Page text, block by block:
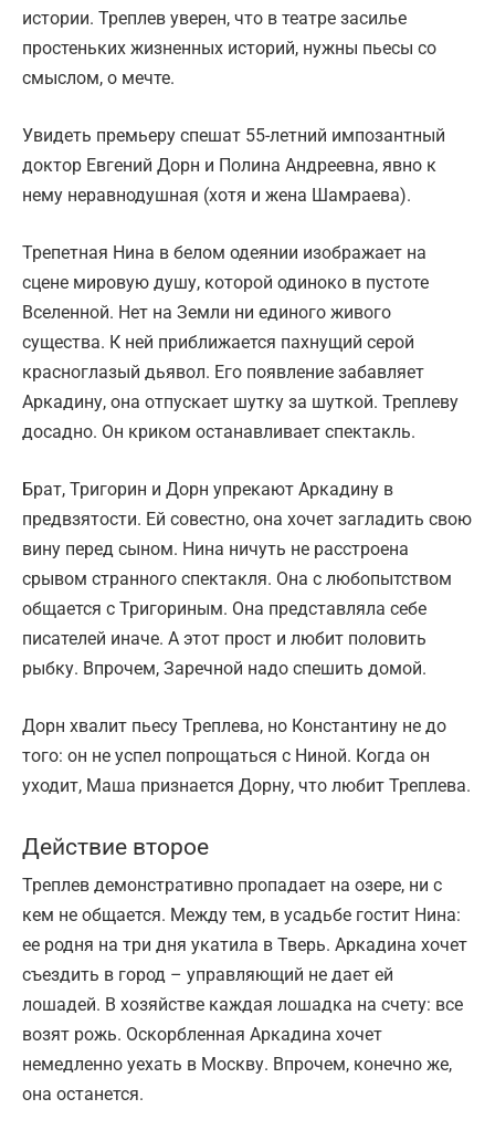
истории. Треплев уверен, что в театре засилье
простеньких жизненных историй, нужны пьесы со
смыслом, о мечте.
Увидеть премьеру спешат 55-летний импозантный
доктор Евгений Дорн и Полина Андреевна, явно к
нему неравнодушная (хотя и жена Шамраева).
Трепетная Нина в белом одеянии изображает на
сцене мировую душу, которой одиноко в пустоте
Вселенной. Нет на Земли ни единого живого
существа. К ней приближается пахнущий серой
красноглазый дьявол. Его появление забавляет
Аркадину, она отпускает шутку за шуткой. Треплеву
досадно. Он криком останавливает спектакль.
Брат, Тригорин и Дорн упрекают Аркадину в
предвзятости. Ей совестно, она хочет загладить свою
вину перед сыном. Нина ничуть не расстроена
срывом странного спектакля. Она с любопытством
общается с Тригориным. Она представляла себе
писателей иначе. А этот прост и любит половить
рыбку. Впрочем, Заречной надо спешить домой.
Дорн хвалит пьесу Треплева, но Константину не до
того: он не успел попрощаться с Ниной. Когда он
уходит, Маша признается Дорну, что любит Треплева.
Действие второе
Треплев демонстративно пропадает на озере, ни с
кем не общается. Между тем, в усадьбе гостит Нина:
ее родня на три дня укатила в Тверь. Аркадина хочет
съездить в город – управляющий не дает ей
лошадей. В хозяйстве каждая лошадка на счету: все
возят рожь. Оскорбленная Аркадина хочет
немедленно уехать в Москву. Впрочем, конечно же,
она останется.